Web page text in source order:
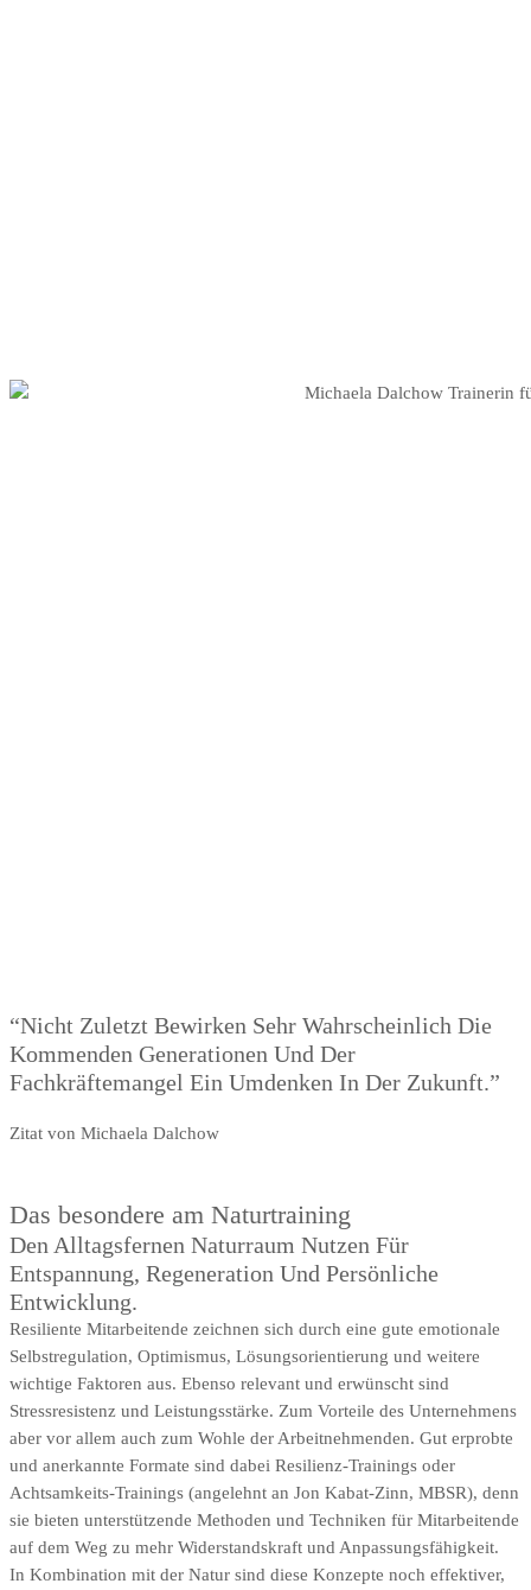
“Nicht Zuletzt Bewirken Sehr Wahrscheinlich Die
Kommenden Generationen Und Der
Fachkräftemangel Ein Umdenken In Der Zukunft.”
Zitat von Michaela Dalchow
Das besondere am Naturtraining
Den Alltagsfernen Naturraum Nutzen Für
Entspannung, Regeneration Und Persönliche
Entwicklung.
Resiliente Mitarbeitende zeichnen sich durch eine gute emotionale
Selbstregulation, Optimismus, Lösungsorientierung und weitere
wichtige Faktoren aus. Ebenso relevant und erwünscht sind
Stressresistenz und Leistungsstärke. Zum Vorteile des Unternehmens
aber vor allem auch zum Wohle der Arbeitnehmenden. Gut erprobte
und anerkannte Formate sind dabei Resilienz-Trainings oder
Achtsamkeits-Trainings (angelehnt an Jon Kabat-Zinn, MBSR), denn
sie bieten unterstützende Methoden und Techniken für Mitarbeitende
auf dem Weg zu mehr Widerstandskraft und Anpassungsfähigkeit.
In Kombination mit der Natur sind diese Konzepte noch effektiver,